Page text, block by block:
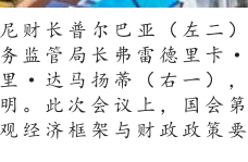
财长普尔巴亚（左二
监管局长弗雷德里
·达马扬蒂（右一）
。此次会议上，国会
经济框架与财政政策